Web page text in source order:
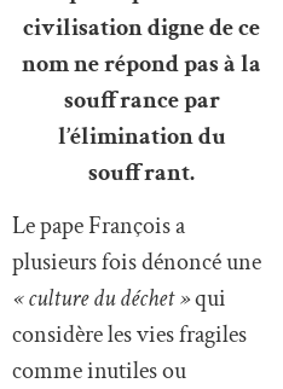
civilisation digne de ce
nom ne répond pas à la
souffrance par
l’élimination du
souffrant.
Le pape François a
plusieurs fois dénoncé une
« culture du déchet »qui
considère les vies fragiles
comme inutiles ou